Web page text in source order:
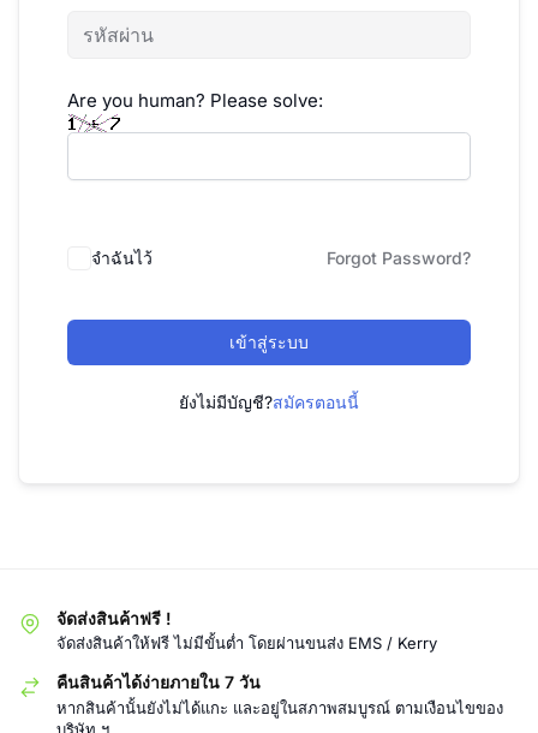
Are you human? Please solve:
จำฉันไว้ Forgot Password?
เข้าสู่ระบบ
ยังไม่มีบัญชี?สมัครตอนนี้
จัดส่งสินค้าฟรี !
จัดส่งสินค้าให้ฟรี ไม่มีขั้นต่ำ โดยผ่านขนส่ง EMS / Kerry
คืนสินค้าได้ง่ายภายใน 7 วัน
หากสินค้านั้นยังไม่ได้แกะ และอยู่ในสภาพสมบูรณ์ ตามเงือนไขของ
บริษัท ฯ